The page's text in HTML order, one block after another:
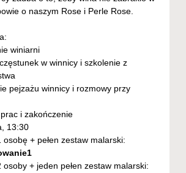
o naszym Rose i Perle Rose.
winiarni
w winnicy i szkolenie z
pejzażu winnicy i rozmowy przy
i zakończenie
13:30
osobę + pełen zestaw malarski:
osoby + jeden pełen zestaw malarski: